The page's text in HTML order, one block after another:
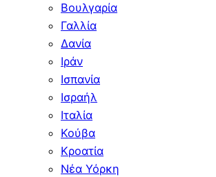
Βουλγαρία
Γαλλία
Δανία
Ιράν
Ισπανία
Ισραήλ
Ιταλία
Κούβα
Κροατία
Νέα Υόρκη